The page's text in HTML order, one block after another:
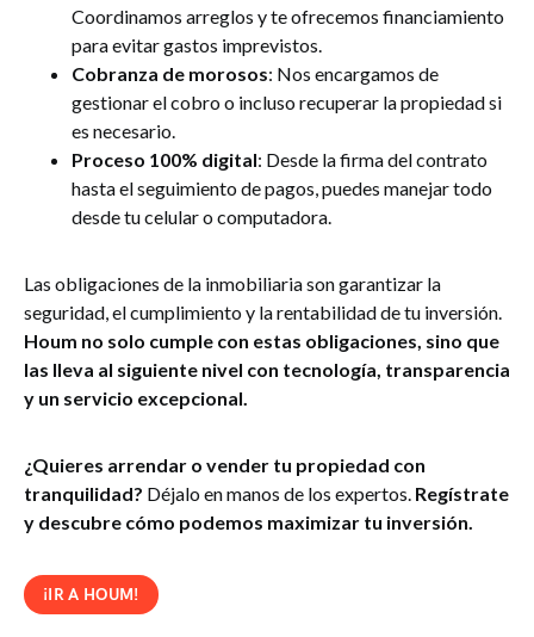
Coordinamos arreglos y te ofrecemos financiamiento
para evitar gastos imprevistos.
Cobranza de morosos: Nos encargamos de
gestionar el cobro o incluso recuperar la propiedad si
es necesario.
Proceso 100% digital: Desde la firma del contrato
hasta el seguimiento de pagos, puedes manejar todo
desde tu celular o computadora​.
Las obligaciones de la inmobiliaria son garantizar la
seguridad, el cumplimiento y la rentabilidad de tu inversión.
Houm no solo cumple con estas obligaciones, sino que
las lleva al siguiente nivel con tecnología, transparencia
y un servicio excepcional.
¿Quieres arrendar o vender tu propiedad con
tranquilidad? Déjalo en manos de los expertos. Regístrate
y descubre cómo podemos maximizar tu inversión.
¡IR A HOUM!